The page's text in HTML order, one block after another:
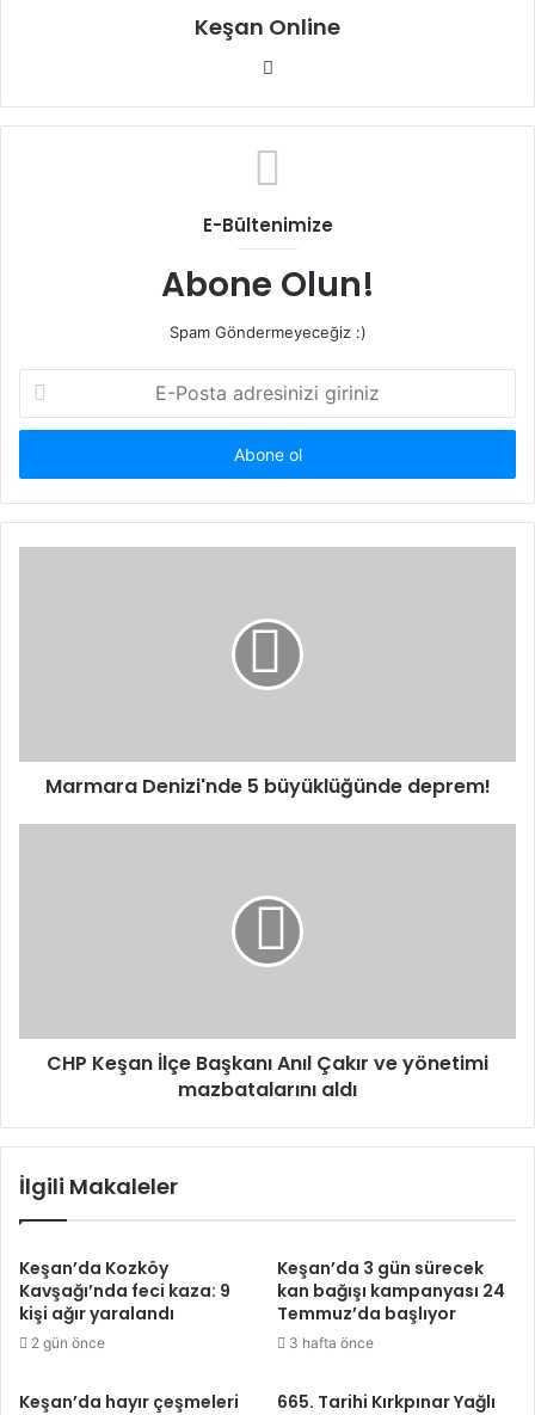
Keşan Online
Web
E-Bültenimize
Abone Olun!
Spam Göndermeyeceğiz :)
Posta
adresinizi
Marmara Denizi'nde 5 büyüklüğünde deprem!
CHP Keşan İlçe Başkanı Anıl Çakır ve yönetimi
mazbatalarını aldı
İlgili Makaleler
Keşan’da Kozköy
Kavşağı’nda feci kaza: 9
kişi ağır yaralandı
2 gün önce
Keşan’da 3 gün sürecek
kan bağışı kampanyası 24
Temmuz’da başlıyor
3 hafta önce
Keşan’da hayır çeşmeleri
665. Tarihi Kırkpınar Yağlı